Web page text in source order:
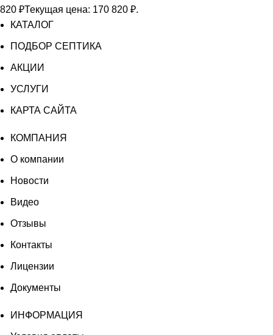
820 ₽Текущая цена: 170 820 ₽.
КАТАЛОГ
ПОДБОР СЕПТИКА
АКЦИИ
УСЛУГИ
КАРТА САЙТА
КОМПАНИЯ
О компании
Новости
Видео
Отзывы
Контакты
Лицензии
Документы
ИНФОРМАЦИЯ